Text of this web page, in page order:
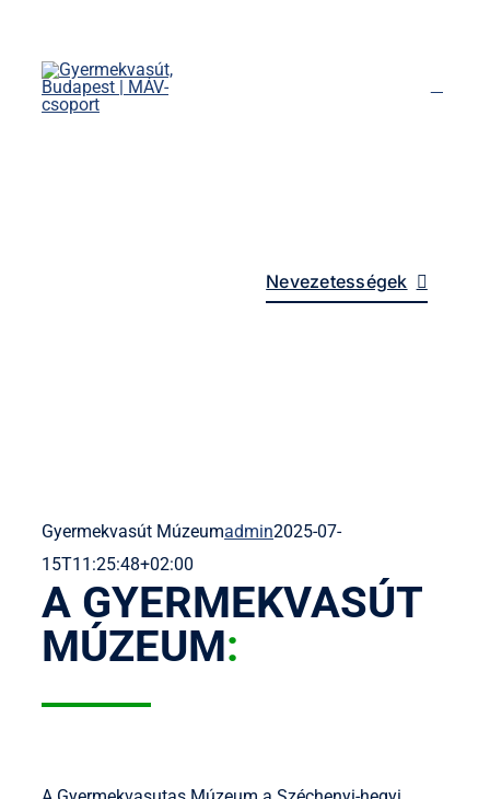
Nevezetességek
Gyermekvasút Múzeumadmin2025-07-
15T11:25:48+02:00
A GYERMEKVASÚT
MÚZEUM: